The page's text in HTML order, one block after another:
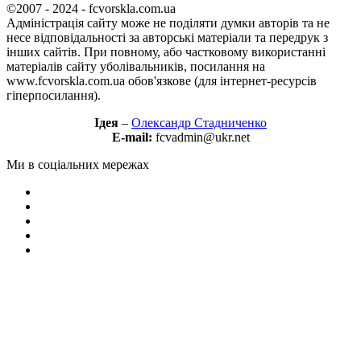
©2007 - 2024 - fcvorskla.com.ua
Адміністрація сайту може не поділяти думки авторів та не
несе відповідальності за авторські матеріали та передрук з
інших сайтів. При повному, або частковому використанні
матеріалів сайту уболівальників, посилання на
www.fcvorskla.com.ua обов'язкове (для інтернет-ресурсів
гіперпосилання).
Ідея – Олександр Стадниченко
E-mail: fcvadmin@ukr.net
Ми в соціальних мережах